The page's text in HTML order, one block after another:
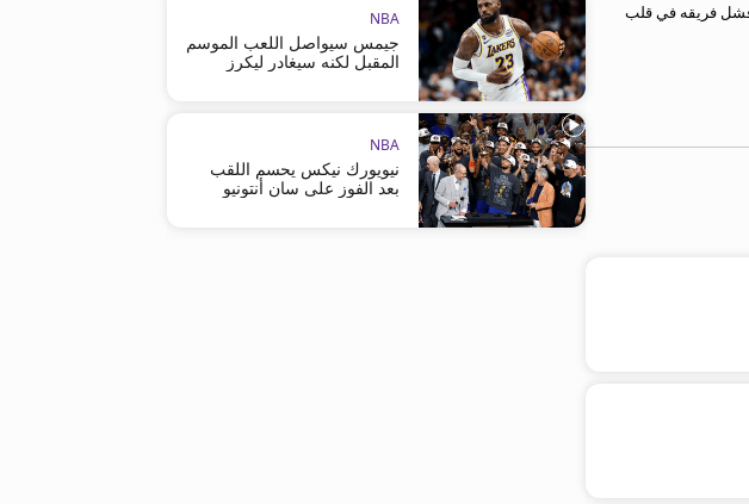
اللقاء، في حين فشل فريقه في قلب
NBA
جيمس سيواصل اللعب الموسم
المقبل لكنه سيغادر ليكرز
NBA
نيويورك نيكس يحسم اللقب
بعد الفوز على سان أنتونيو